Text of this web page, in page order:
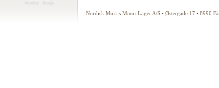
Webshop
Design
Nordisk Morris Minor Lager A/S • Østergade 17 • 8990